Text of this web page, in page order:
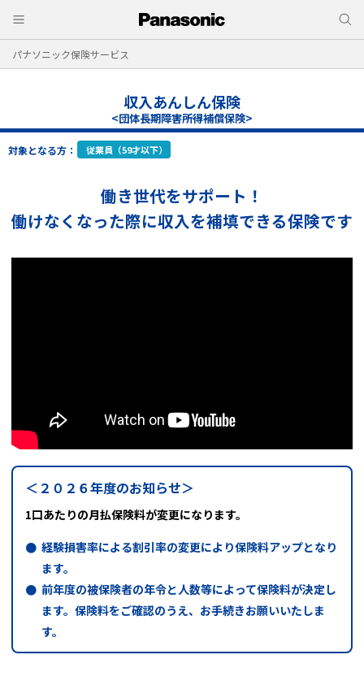
パナソニック保険サービス
収入あんしん保険
<団体長期障害所得補償保険>
対象となる方： 従業員（59才以下）
働き世代をサポート！
働けなくなった際に収入を補填できる保険です
＜２０２６年度のお知らせ＞
1口あたりの月払保険料が変更になります。
経験損害率による割引率の変更により保険料アップとなり
ます。
前年度の被保険者の年令と人数等によって保険料が決定し
ます。保険料をご確認のうえ、お手続きお願いいたしま
す。